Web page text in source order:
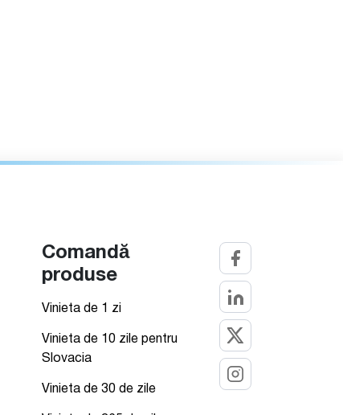
Comandă
produse
Vinieta de 1 zi
Vinieta de 10 zile pentru
Slovacia
Vinieta de 30 de zile